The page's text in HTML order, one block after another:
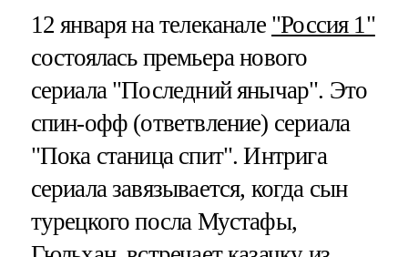
12 января на телеканале "Россия 1"
состоялась премьера нового
сериала "Последний янычар". Это
спин-офф (ответвление) сериала
"Пока станица спит". Интрига
сериала завязывается, когда сын
турецкого посла Мустафы,